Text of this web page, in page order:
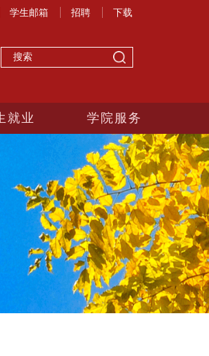
学生邮箱 招聘 下载
就业 学院服务